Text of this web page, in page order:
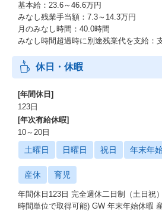
基本給：23.6～46.6万円
みなし残業手当額：7.3～14.3万円
月のみなし時間：40.0時間
みなし時間超過時に別途残業代を支給：
休日・休暇
[年間休日]
123日
[年次有給休暇]
10～20日
土曜日 日曜日 祝日 年末年
産休 育児
年間休日123日 完全週休二日制（土日祝
時間単位で取得可能) GW 年末年始休暇